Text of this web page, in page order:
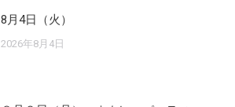
8月4日（火）
2026年8月4日